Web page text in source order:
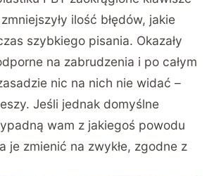
ilość błędów, jakie
szybkiego pisania. Okazały
na zabrudzenia i po całym
nic na nich nie widać –
Jeśli jednak domyślne
wam z jakiegoś powodu
je zmienić na zwykłe, zgodne z